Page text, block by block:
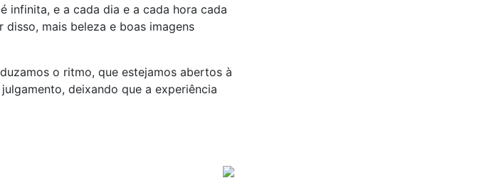
infinita, e a cada dia e a cada hora cada
mais beleza e boas imagens
o ritmo, que estejamos abertos à
deixando que a experiência